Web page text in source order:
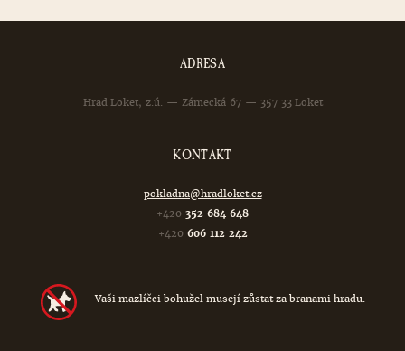
ADRESA
Hrad Loket, z.ú. — Zámecká 67 — 357 33 Loket
KONTAKT
pokladna@hradloket.cz
+420 352 684 648
+420 606 112 242
Vaši mazlíčci bohužel musejí zůstat za branami hradu.